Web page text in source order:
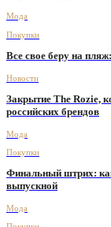
Мода
Покупки
Все свое беру на
Новости
Закрытие The Rozie,
российских брендов
Мода
Покупки
Финальный штрих:
выпускной
Мода